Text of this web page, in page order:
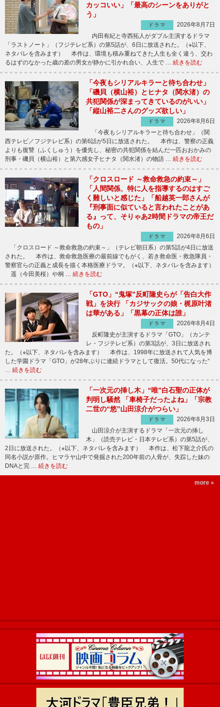
カッコいい」「最高のシーンをありがと
う」
ドラマ
2026年8月7日
内田有紀と寺西拓人がダブル主演するドラマ
「ラストノート」（フジテレビ系）の第5話が、6日に放送された。（※以下、
ネタバレを含みます） 本作は、環境も積み重ねてきた人生も全く違う、交わ
るはずのなかった歳の差の男女が静かに引かれ合い、人生で … 続きを読む
「今夜もシリアルキラーと待ち合わせ」
「磯貝（横山裕）とヒナタ（関水渚）の
共犯関係が深まってきているのがいい」
「縦山裕二さんのグッズ欲しい」
ドラマ
2026年8月6日
「今夜もシリアルキラーと待ち合わせ」（関
西テレビ／フジテレビ系）の第6話が5日に放送された。 本作は、警察の正義
よりも復讐（ふくしゅう）を優先し、秘密の共犯関係を結んだ一匹おおかみの
刑事・磯貝（横山裕）と第六感女子ヒナタ（関水渚）の物語 … 続きを読む
「クロスロード ～救命救急の約束～」
「人間関係、特に人を指導するのはすご
く難しいと感じた」「船越英一郎さんが
『刑事面に似ていると言われたことがあ
る』って、そりゃあ2時間ドラマの帝王だ
もの」
ドラマ
2026年8月6日
「クロスロード ～救命救急の約束～」（テレビ朝日系）の第5話が4日に放送
された。 本作は、救命救急医療の最前線でもがく、若き救命医・救急隊員・
警察官らの正義と成長を描く本格医療ドラマ。（※以下、ネタバレを含みます）
遥（今田美桜）や桐 … 続きを読む
「GTO」“鬼塚”反町隆史らが「告白大作
戦」を決行 「カジサックの娘・梶原叶渚
は華がある」「黒幕の正体は誰」
ドラマ
2026年8月4日
反町隆史が主演するドラマ「GTO」（カンテ
レ・フジテレビ系）の第3話が、3日に放送され
た。（※以下、ネタバレを含みます） 本作は、1998年に放送されて人気を博
した学園ドラマ「GTO」が28年ぶりに連続ドラマとして復活。50代になった“
続きを読む
「一次元の挿し木」“唯”白石聖の正体が
判明し騒然 「車椅子だったよね」「宗教
二世の“悠”山田涼介がつらい」
ドラマ
2026年8月3日
山田涼介が主演するドラマ「一次元の挿し
木」（読売テレビ・日本テレビ系）の第5話が、
2日に放送された。（※以下、ネタバレを含みます） 本作は、松下龍之介氏の
同名小説が原作。ヒマラヤ山中で発掘された200年前の人骨が、失踪した妹の
DNAと完 … 続きを読む
more »